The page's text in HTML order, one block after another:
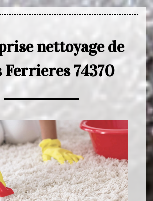
nettoyage de
Ferrieres 74370